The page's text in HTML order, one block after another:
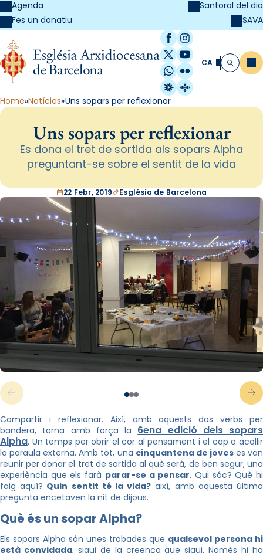
Agenda
Fes un donatiu
Santoral del dia
SAVA
Facebook
Instagram
X / Twitter
YouTube
WhatsApp
Flickr
Radio Estel
Catalunya
CA Cerca
Home Notícies Uns sopars per reflexionar
Uns sopars per reflexionar
Es dona el tret de sortida als sopars Alpha
preguntant-se sobre el sentit de la vida
22 Febr, 2019 Església de Barcelona
Compartir i reflexionar. Així, amb aquests dos verbs per
bandera, torna amb força la 6ena edició dels sopars
Alpha. Un temps per obrir el cor al pensament i el cap a acollir
la paraula externa. Amb tot, una cinquantena de joveses van
reunir per donar el tret de sortida al què serà, de ben segur, una
experiència que els farà parar-se a pensar. Qui sóc? Què hi
faig aquí? Quin sentit té la vida? així, amb aquesta última
pregunta encetaven la nit de dijous.
Què és un sopar Alpha?
Els sopars Alpha són unes trobades que qualsevol persona hi
està convidada, sigui de la creença que sigui. Només hi ha